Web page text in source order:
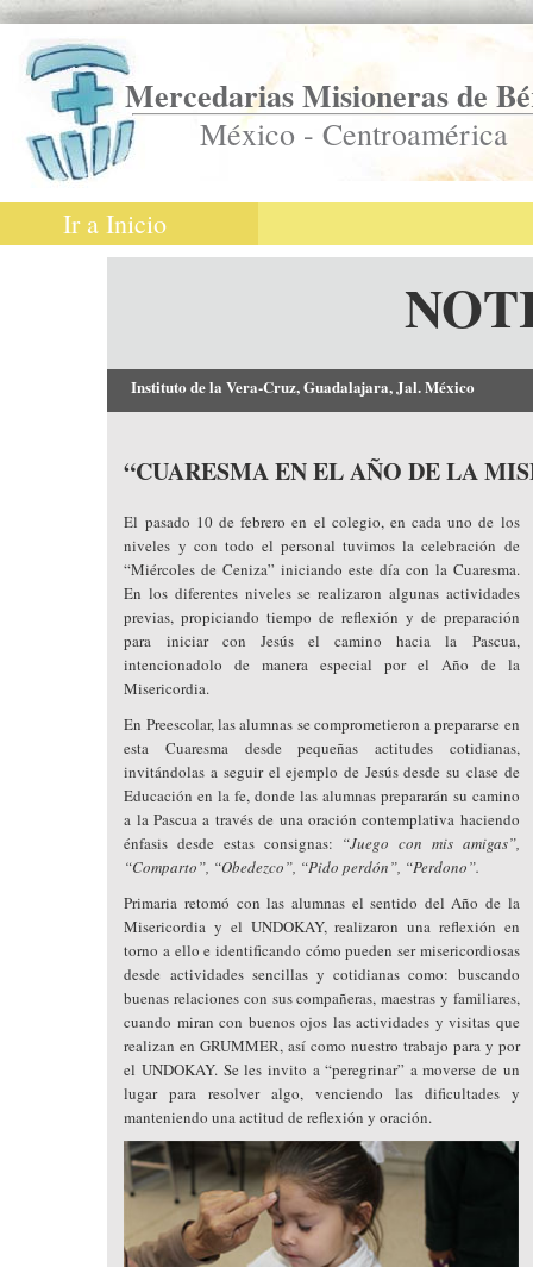
Mercedarias Misioneras de
México - Centroamérica
Ir a Inicio
Instituto de la Vera-Cruz, Guadalajara, Jal. México
“CUARESMA EN EL AÑO DE LA
El pasado 10 de febrero en el colegio, en cada uno de los
niveles y con todo el personal tuvimos la celebración de
“Miércoles de Ceniza” iniciando este día con la Cuaresma.
En los diferentes niveles se realizaron algunas actividades
previas, propiciando tiempo de reflexión y de preparación
para iniciar con Jesús el camino hacia la Pascua,
intencionadolo de manera especial por el Año de la
Misericordia.
En Preescolar, las alumnas se comprometieron a prepararse en
esta Cuaresma desde pequeñas actitudes cotidianas,
invitándolas a seguir el ejemplo de Jesús desde su clase de
Educación en la fe, donde las alumnas prepararán su camino
a la Pascua a través de una oración contemplativa haciendo
énfasis desde estas consignas: “Juego con mis amigas”,
“Comparto”, “Obedezco”, “Pido perdón”, “Perdono”.
Primaria retomó con las alumnas el sentido del Año de la
Misericordia y el UNDOKAY, realizaron una reflexión en
torno a ello e identificando cómo pueden ser misericordiosas
desde actividades sencillas y cotidianas como: buscando
buenas relaciones con sus compañeras, maestras y familiares,
cuando miran con buenos ojos las actividades y visitas que
realizan en GRUMMER, así como nuestro trabajo para y por
el UNDOKAY. Se les invito a “peregrinar” a moverse de un
lugar para resolver algo, venciendo las dificultades y
manteniendo una actitud de reflexión y oración.